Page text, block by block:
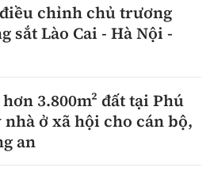
chỉnh chủ trương
sắt Lào Cai - Hà Nội -
3.800m² đất tại Phú
ở xã hội cho cán bộ,
an